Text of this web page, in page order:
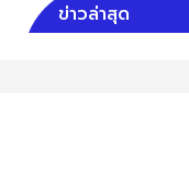
ข่าวล่าสุด